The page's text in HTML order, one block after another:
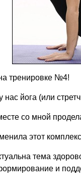
тренировке №4!
нас йога (или
со мной
этот
тема
и